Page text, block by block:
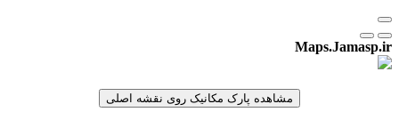
Maps.Jamasp.ir